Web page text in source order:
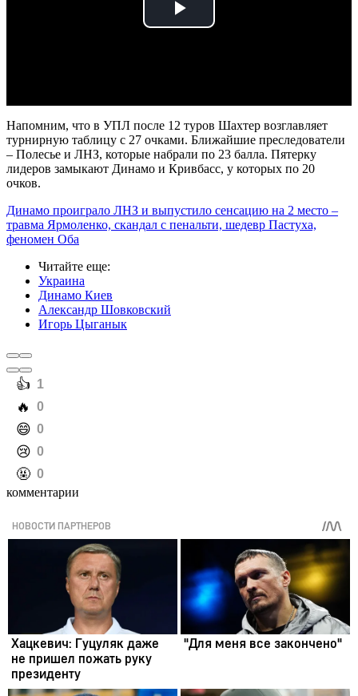
Play
Напомним, что в УПЛ после 12 туров Шахтер возглавляет
турнирную таблицу с 27 очками. Ближайшие преследователи
– Полесье и ЛНЗ, которые набрали по 23 балла. Пятерку
лидеров замыкают Динамо и Кривбасс, у которых по 20
очков.
Динамо проиграло ЛНЗ и выпустило сенсацию на 2 место –
травма Ярмоленко, скандал с пенальти, шедевр Пастуха,
феномен Оба
Читайте еще:
Украина
Динамо Киев
Александр Шовковский
Игорь Цыганык
️👍 1
️🔥 0
️😄 0
️😢 0
️🤬 0
комментарии